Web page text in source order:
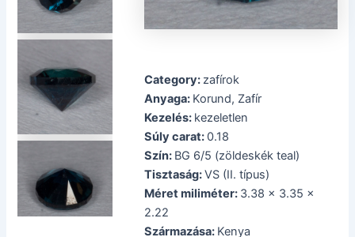
Category:zafírok
Anyaga: Korund, Zafír
Kezelés: kezeletlen
Súly carat: 0.18
Szín: BG 6/5 (zöldeskék teal)
Tisztaság:VS (II. típus)
Méret miliméter: 3.38 x 3.35 x
2.22
Származása: Kenya